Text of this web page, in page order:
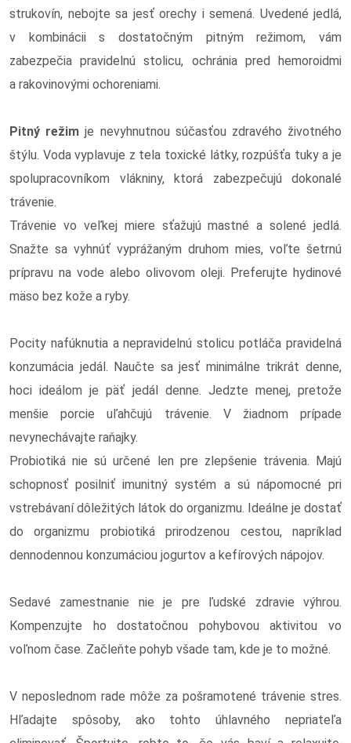
strukovín, nebojte sa jesť orechy i semená. Uvedené jedlá,
v kombinácii s dostatočným pitným režimom, vám
zabezpečia pravidelnú stolicu, ochránia pred hemoroidmi
a rakovinovými ochoreniami.
Pitný režimje nevyhnutnou súčasťou zdravého životného
štýlu. Voda vyplavuje z tela toxické látky, rozpúšťa tuky a je
spolupracovníkom vlákniny, ktorá zabezpečujú dokonalé
trávenie.
Trávenie vo veľkej miere sťažujú mastné a solené jedlá.
Snažte sa vyhnúť vyprážaným druhom mies, voľte šetrnú
prípravu na vode alebo olivovom oleji. Preferujte hydinové
mäso bez kože a ryby.
Pocity nafúknutia a nepravidelnú stolicu potláča pravidelná
konzumácia jedál. Naučte sa jesť minimálne trikrát denne,
hoci ideálom je päť jedál denne. Jedzte menej, pretože
menšie porcie uľahčujú trávenie. V žiadnom prípade
nevynechávajte raňajky.
Probiotiká nie sú určené len pre zlepšenie trávenia. Majú
schopnosť posilniť imunitný systém a sú nápomocné pri
vstrebávaní dôležitých látok do organizmu. Ideálne je dostať
do organizmu probiotiká prirodzenou cestou, napríklad
dennodennou konzumáciou jogurtov a kefírových nápojov.
Sedavé zamestnanie nie je pre ľudské zdravie výhrou.
Kompenzujte ho dostatočnou pohybovou aktivitou vo
voľnom čase. Začleňte pohyb všade tam, kde je to možné.
V neposlednom rade môže za pošramotené trávenie stres.
Hľadajte spôsoby, ako tohto úhlavného nepriateľa